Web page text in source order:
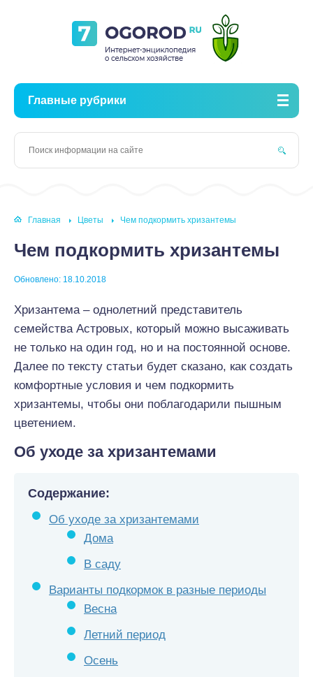
Главные рубрики
Главная Цветы Чем подкормить хризантемы
Чем подкормить хризантемы
Обновлено: 18.10.2018
Хризантема – однолетний представитель
семейства Астровых, который можно высаживать
не только на один год, но и на постоянной основе.
Далее по тексту статьи будет сказано, как создать
комфортные условия и чем подкормить
хризантемы, чтобы они поблагодарили пышным
цветением.
Об уходе за хризантемами
Содержание:
Об уходе за хризантемами
Дома
В саду
Варианты подкормок в разные периоды
Весна
Летний период
Осень